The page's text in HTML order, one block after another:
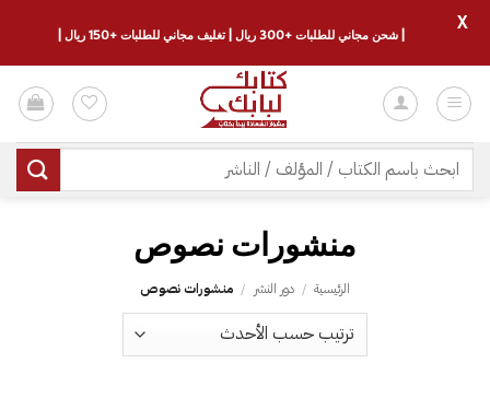
للمحتوى
البحث
عن:
منشورات نصوص
الرئيسية / دور النشر / منشورات نصوص
| شحن مجاني للطلبات +300 ريال | تغليف مجاني للطلبات +150 ريال |
X